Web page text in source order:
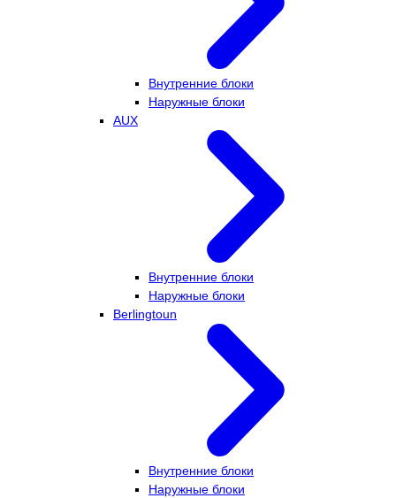
Внутренние блоки
Наружные блоки
AUX
Внутренние блоки
Наружные блоки
Berlingtoun
Внутренние блоки
Наружные блоки